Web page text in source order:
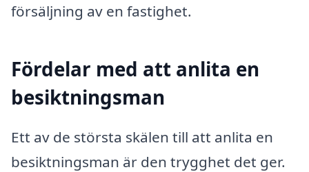
försäljning av en fastighet.
Fördelar med att anlita en
besiktningsman
Ett av de största skälen till att anlita en
besiktningsman är den trygghet det ger.